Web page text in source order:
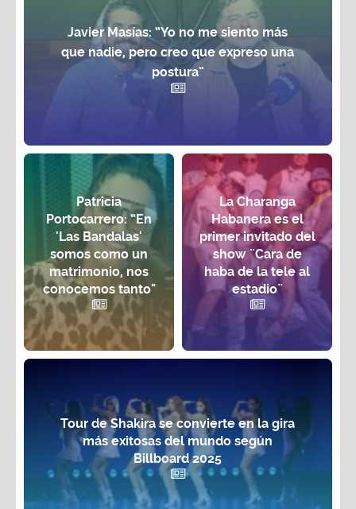
Javier Masías: “Yo no me siento más
que nadie, pero creo que expreso una
postura”
Patricia
Portocarrero: “En
'Las Bandalas'
somos como un
matrimonio, nos
conocemos tanto"
La Charanga
Habanera es el
primer invitado del
show ¨Cara de
haba de la tele al
estadio¨
Tour de Shakira se convierte en la gira
más exitosas del mundo según
Billboard 2025